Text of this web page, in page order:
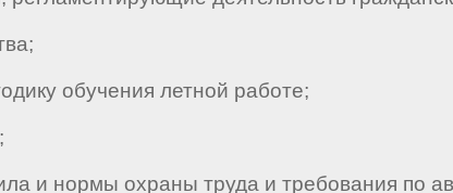
обучения летной работе;
и нормы охраны труда и требования по